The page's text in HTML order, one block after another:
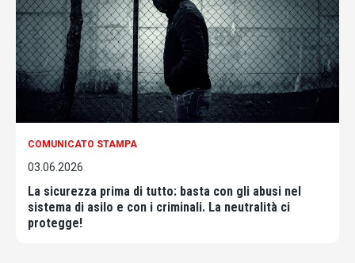
COMUNICATO STAMPA
03.06.2026
La sicurezza prima di tutto: basta con gli abusi nel
sistema di asilo e con i criminali. La neutralità ci
protegge!